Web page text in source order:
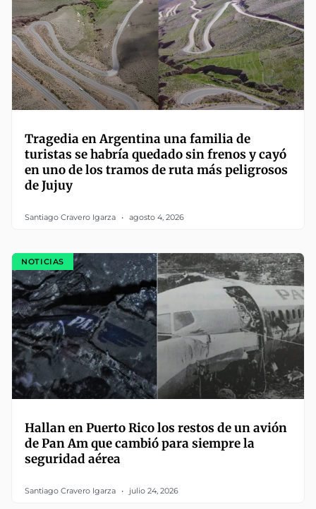
Tragedia en Argentina una familia de
turistas se habría quedado sin frenos y cayó
en uno de los tramos de ruta más peligrosos
de Jujuy
Santiago Cravero Igarza agosto 4, 2026
NOTICIAS
Hallan en Puerto Rico los restos de un avión
de Pan Am que cambió para siempre la
seguridad aérea
Santiago Cravero Igarza julio 24, 2026